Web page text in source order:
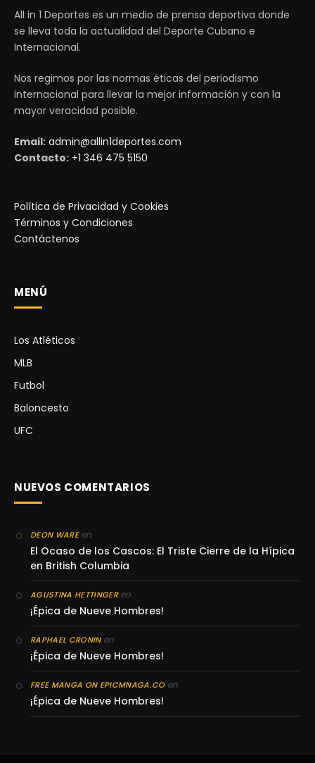
All in 1 Deportes es un medio de prensa deportiva donde
se lleva toda la actualidad del Deporte Cubano e
Internacional.
Nos regimos por las normas éticas del periodismo
internacional para llevar la mejor información y con la
mayor veracidad posible.
Email: admin@allin1deportes.com
Contacto: +1 346 475 5150
Política de Privacidad y Cookies
Términos y Condiciones
Contáctenos
MENÚ
Los Atléticos
MLB
Futbol
Baloncesto
UFC
NUEVOS COMENTARIOS
DEON WAREen
El Ocaso de los Cascos: El Triste Cierre de la Hípica
en British Columbia
AGUSTINA HETTINGERen
¡Épica de Nueve Hombres!
RAPHAEL CRONINen
¡Épica de Nueve Hombres!
FREE MANGA ON EPICMNAGA.COen
¡Épica de Nueve Hombres!